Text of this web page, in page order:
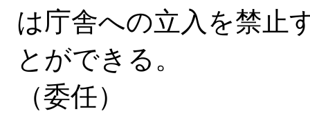
は庁舎への立入を禁止
とができる。
（委任）